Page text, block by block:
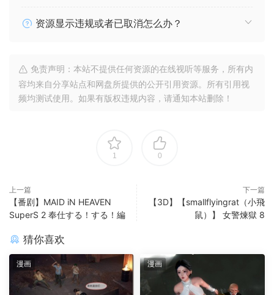
资源显示违规或者已取消怎么办？
免责声明：本站不提供任何资源的在线视听等服务，所有内
容均来自分享站点和网盘所提供的公开引用资源。所有引用视
频均测试使用。如果有版权违规内容，请通知本站删除！
1 0
上一篇
【番剧】MAID iN HEAVEN
SuperS 2 奉仕する！する！編
下一篇
【3D】【smallflyingrat（小飛
鼠）】 女警煉獄 8
猜你喜欢
漫画 漫画